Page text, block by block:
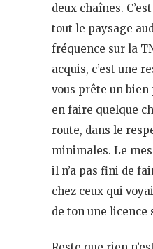
deux chaînes.
tout le paysage
fréquence sur la
acquis, c’est une
vous prête un bien
en faire quelque
route, dans le
minimales. Le
il n’a pas fini de
chez ceux qui
de ton une licence